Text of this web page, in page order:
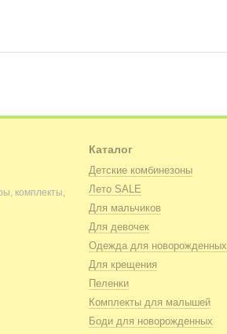
комплекты,
Каталог
Детские комбинезоны
Лето SALE
Для мальчиков
Для девочек
Одежда для новорожденных
Для крещения
Пеленки
Комплекты для малышей
Боди для новорожденных